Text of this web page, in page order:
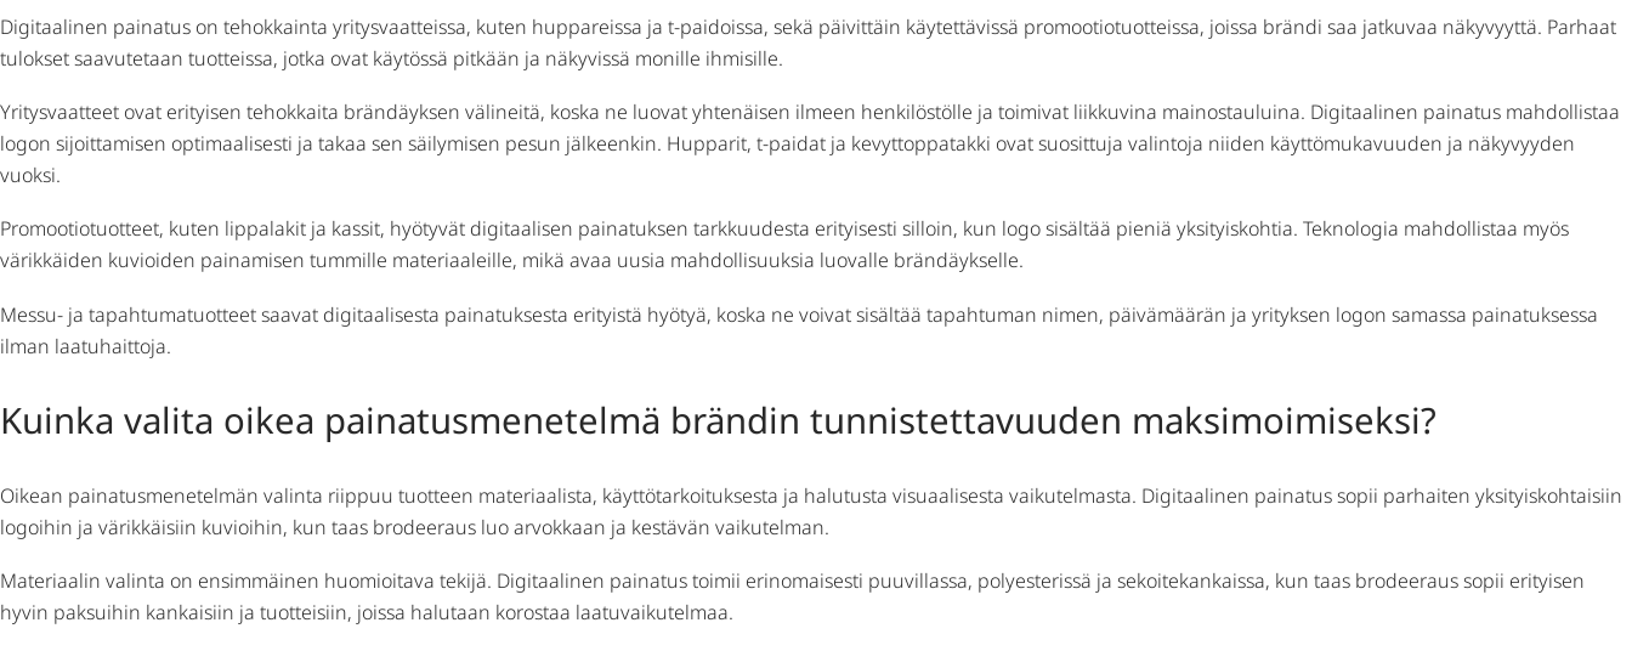
Digitaalinen painatus on tehokkainta yritysvaatteissa, kuten huppareissa ja t-paidoissa, sekä päivittäin käytettävissä promootiotuotteissa, joissa brändi saa jatkuvaa näkyvyyttä. Parhaat
tulokset saavutetaan tuotteissa, jotka ovat käytössä pitkään ja näkyvissä monille ihmisille.
Yritysvaatteet ovat erityisen tehokkaita brändäyksen välineitä, koska ne luovat yhtenäisen ilmeen henkilöstölle ja toimivat liikkuvina mainostauluina. Digitaalinen painatus mahdollistaa
logon sijoittamisen optimaalisesti ja takaa sen säilymisen pesun jälkeenkin. Hupparit, t-paidat ja kevyttoppatakki ovat suosittuja valintoja niiden käyttömukavuuden ja näkyvyyden
vuoksi.
Promootiotuotteet, kuten lippalakit ja kassit, hyötyvät digitaalisen painatuksen tarkkuudesta erityisesti silloin, kun logo sisältää pieniä yksityiskohtia. Teknologia mahdollistaa myös
värikkäiden kuvioiden painamisen tummille materiaaleille, mikä avaa uusia mahdollisuuksia luovalle brändäykselle.
Messu- ja tapahtumatuotteet saavat digitaalisesta painatuksesta erityistä hyötyä, koska ne voivat sisältää tapahtuman nimen, päivämäärän ja yrityksen logon samassa painatuksessa
ilman laatuhaittoja.
Kuinka valita oikea painatusmenetelmä brändin tunnistettavuuden maksimoimiseksi?
Oikean painatusmenetelmän valinta riippuu tuotteen materiaalista, käyttötarkoituksesta ja halutusta visuaalisesta vaikutelmasta. Digitaalinen painatus sopii parhaiten yksityiskohtaisiin
logoihin ja värikkäisiin kuvioihin, kun taas brodeeraus luo arvokkaan ja kestävän vaikutelman.
Materiaalin valinta on ensimmäinen huomioitava tekijä. Digitaalinen painatus toimii erinomaisesti puuvillassa, polyesterissä ja sekoitekankaissa, kun taas brodeeraus sopii erityisen
hyvin paksuihin kankaisiin ja tuotteisiin, joissa halutaan korostaa laatuvaikutelmaa.